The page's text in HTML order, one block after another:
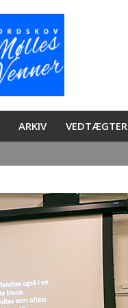
ARKIV VEDTÆGTER